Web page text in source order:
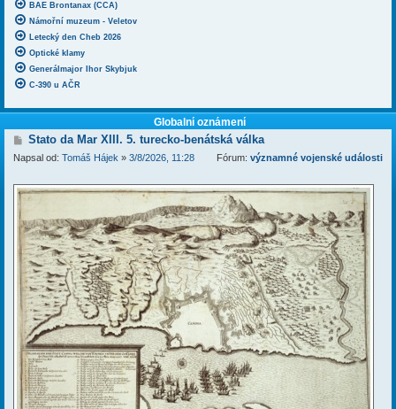
BAE Brontanax (CCA)
Námořní muzeum - Veletov
Letecký den Cheb 2026
Optické klamy
Generálmajor Ihor Skybjuk
C-390 u AČR
Globalní oznámení
P
í
p
ě
e
k
Stato da Mar XIII. 5. turecko-benátská válka
Napsal od: Tomáš Hájek » 3/8/2026, 11:28 Fórum: významné vojenské události